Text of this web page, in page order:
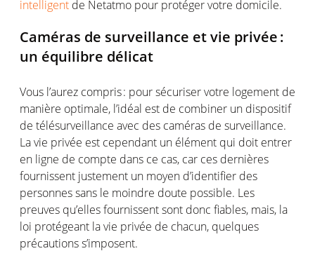
intelligent de Netatmo pour protégervotre domicile.
Caméras de surveillance et vie privée:
un équilibre délicat
Vous l’aurez compris: poursécuriservotre logement de
manière optimale, l’idéal est de combiner un dispositif
de télésurveillance avec des caméras de surveillance.
La vie privée est cependant un élément qui doit entrer
en ligne de compte dans ce cas, car ces dernières
fournissent justement un moyen d’identifier des
personnessans le moindre doute possible. Les
preuves qu’ellesfournissentsont donc fiables, mais, la
loi protégeant la vie privée de chacun, quelques
précautionss’imposent.